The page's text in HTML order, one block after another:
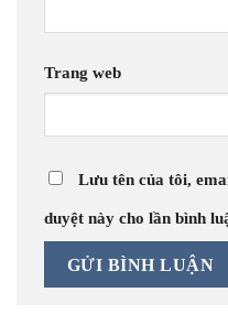
Trang web
Lưu tên của tôi,
duyệt này cho lần bình